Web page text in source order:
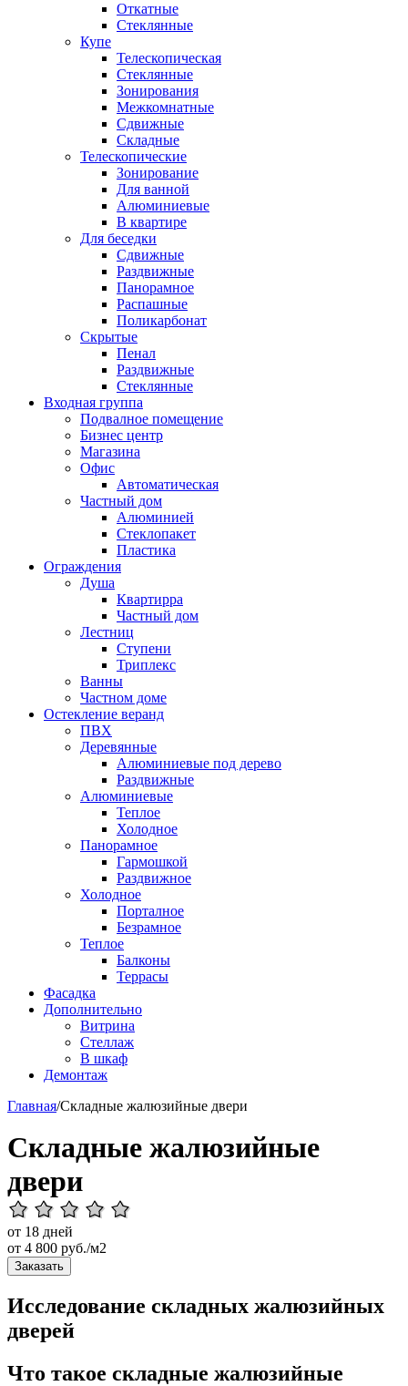
Откатные
Стеклянные
Купе
Телескопическая
Стеклянные
Зонирования
Межкомнатные
Сдвижные
Складные
Телескопические
Зонирование
Для ванной
Алюминиевые
В квартире
Для беседки
Сдвижные
Раздвижные
Панорамное
Распашные
Поликарбонат
Скрытые
Пенал
Раздвижные
Стеклянные
Входная группа
Подвалное помещение
Бизнес центр
Магазина
Офис
Автоматическая
Частный дом
Алюминией
Стеклопакет
Пластика
Ограждения
Душа
Квартирра
Частный дом
Лестниц
Ступени
Триплекс
Ванны
Частном доме
Остекление веранд
ПВХ
Деревянные
Алюминиевые под дерево
Раздвижные
Алюминиевые
Теплое
Холодное
Панорамное
Гармошкой
Раздвижное
Холодное
Порталное
Безрамное
Теплое
Балконы
Террасы
Фасадка
Дополнительно
Витрина
Стеллаж
В шкаф
Демонтаж
Главная/Складные жалюзийные двери
Складные жалюзийные
двери
от 18 дней
от 4 800 руб./м2
Заказать
Исследование складных жалюзийных
дверей
Что такое складные жалюзийные